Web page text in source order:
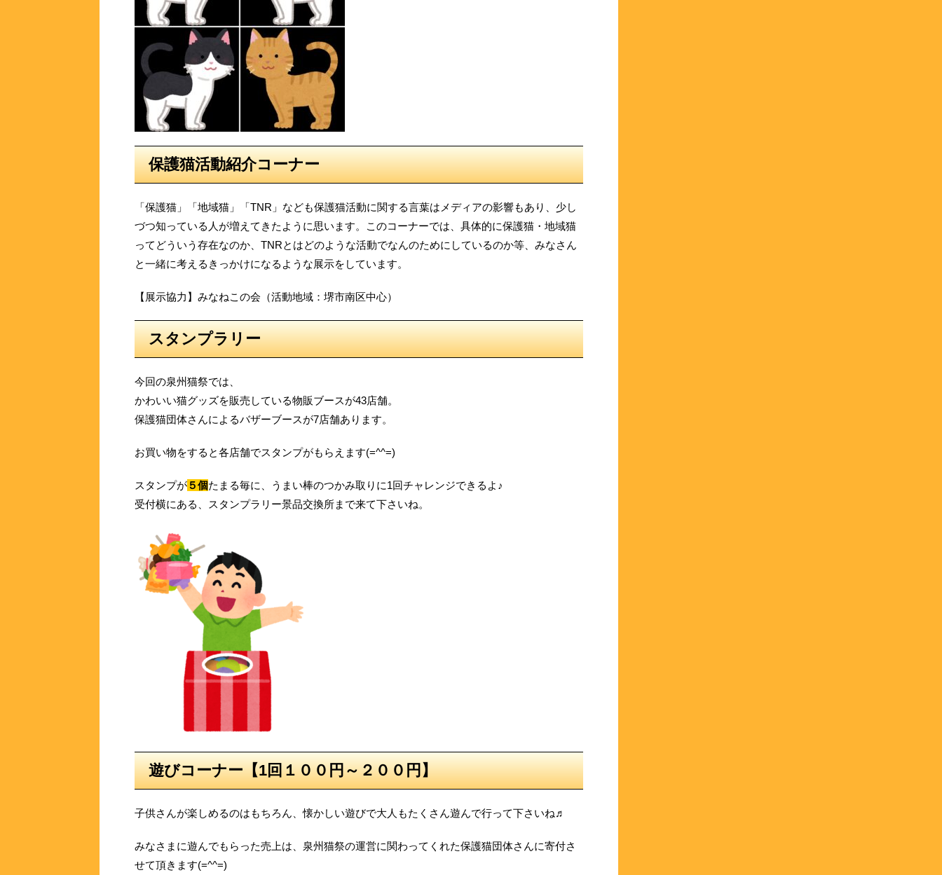
保護猫活動紹介コーナー
「保護猫」「地域猫」「TNR」なども保護猫活動に関する言葉はメディアの影響もあり、少し
づつ知っている人が増えてきたように思います。このコーナーでは、具体的に保護猫・地域猫
ってどういう存在なのか、TNRとはどのような活動でなんのためにしているのか等、みなさん
と一緒に考えるきっかけになるような展示をしています。
【展示協力】みなねこの会（活動地域：堺市南区中心）
スタンプラリー
今回の泉州猫祭では、
かわいい猫グッズを販売している物販ブースが43店舗。
保護猫団体さんによるバザーブースが7店舗あります。
お買い物をすると各店舗でスタンプがもらえます(=^^=)
スタンプが５個たまる毎に、うまい棒のつかみ取りに1回チャレンジできるよ♪
受付横にある、スタンプラリー景品交換所まで来て下さいね。
遊びコーナー【1回１００円～２００円】
子供さんが楽しめるのはもちろん、懐かしい遊びで大人もたくさん遊んで行って下さいね♬
みなさまに遊んでもらった売上は、泉州猫祭の運営に関わってくれた保護猫団体さんに寄付さ
せて頂きます(=^^=)